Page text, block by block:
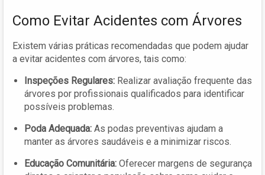
Como Evitar Acidentes com Árvores
Existem várias práticas recomendadas que podem ajudar
a evitar acidentes com árvores, tais como:
Inspeções Regulares: Realizar avaliação frequente das
árvores por profissionais qualificados para identificar
possíveis problemas.
Poda Adequada: As podas preventivas ajudam a
manter as árvores saudáveis e a minimizar riscos.
Educação Comunitária: Oferecer margens de segurança